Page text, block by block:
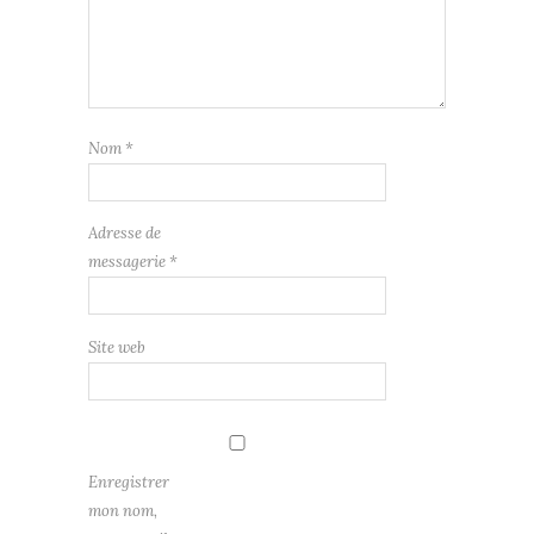
Nom *
Adresse de
messagerie *
Site web
Enregistrer
mon nom,